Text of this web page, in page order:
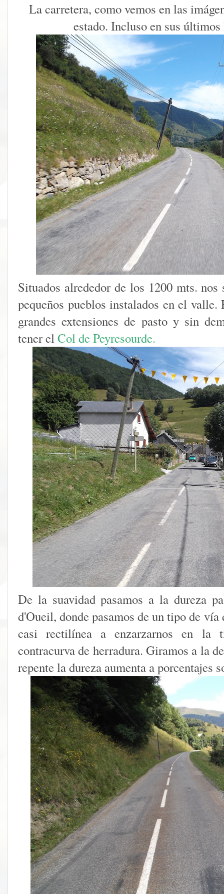
La carretera, como vemos en las
estado. Incluso en sus últimos
Situados alrededor de los 1200 mts.
pequeños pueblos instalados en el valle.
grandes extensiones de pasto y sin
tener elCol de Peyresourde.
De la suavidad pasamos a la dureza
d'Oueil, donde pasamos de un tipo de
casi rectilínea a enzarzarnos en la
contracurva de herradura. Giramos a la
repente la dureza aumenta a porcentajes